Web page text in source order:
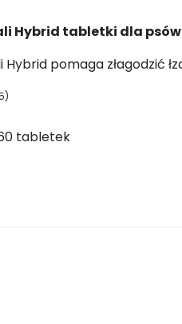
Hybrid tabletki dla psów
tabletek